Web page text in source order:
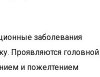
заболевания
Проявляются головной
и пожелтением